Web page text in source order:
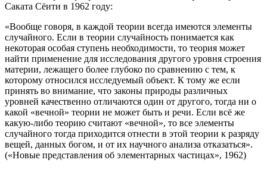
Саката Сёити в 1962 году:
«Вообще говоря, в каждой теории всегда имеются элементы
случайного. Если в теории случайность понимается как
некоторая особая ступень необходимости, то теория может
найти применение для исследования другого уровня строения
материи, лежащего более глубоко по сравнению с тем, к
которому относился исследуемый объект. К тому же если
принять во внимание, что законы природы различных
уровней качественно отличаются один от другого, тогда ни о
какой «вечной» теории не может быть и речи. Если всё же
какую-либо теорию считают «вечной», то все элементы
случайного тогда приходится отнести в этой теории к разряду
вещей, данных богом, и от их научного анализа отказаться».
(«Новые представления об элементарных частицах», 1962)